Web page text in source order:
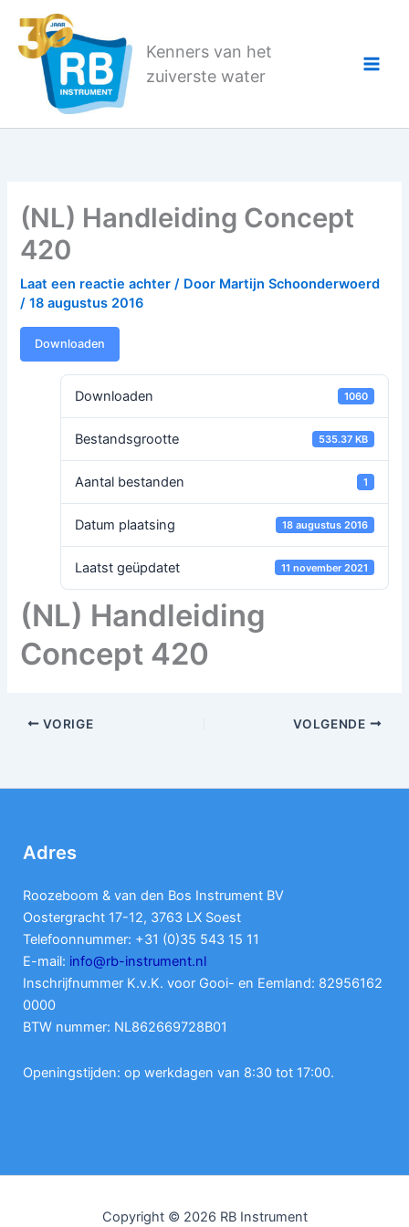
naar
Kenners van het
zuiverste water
(NL) Handleiding Concept
420
Laat een reactie achter / Door Martijn Schoonderwoerd
/18 augustus 2016
Downloaden
Downloaden 1060
Bestandsgrootte 535.37 KB
Aantal bestanden 1
Datum plaatsing 18 augustus 2016
Laatst geüpdatet 11 november 2021
(NL) Handleiding
Concept 420
VORIGE VOLGENDE
Adres
Roozeboom & van den Bos Instrument BV
Oostergracht 17-12, 3763 LX Soest
Telefoonnummer: +31 (0)35 543 15 11
E-mail: info@rb-instrument.nl
Inschrijfnummer K.v.K. voor Gooi- en Eemland: 82956162
0000
BTW nummer: NL862669728B01
Openingstijden: op werkdagen van 8:30 tot 17:00.
Copyright © 2026 RB Instrument